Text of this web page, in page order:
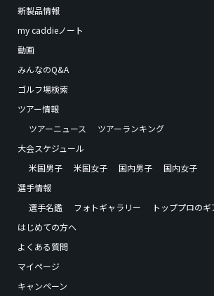
新製品情報
my caddieノート
動画
みんなのQ&A
ゴルフ場検索
ツアー情報
ツアーニュース
ツアーランキング
大会スケジュール
米国男子
米国女子 国内男子
国内女子
選手情報
選手名鑑
フォトギャラリー
トッププロの
はじめての方へ
よくある質問
マイページ
キャンペーン